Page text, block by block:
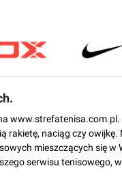
rakietę, naciąg czy owijkę.
mieszczących się w
serwisu tenisowego,